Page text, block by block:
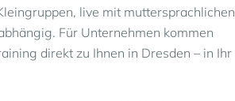
live mit muttersprachlichen
Für Unternehmen kommen
direkt zu Ihnen in Dresden – in Ihr